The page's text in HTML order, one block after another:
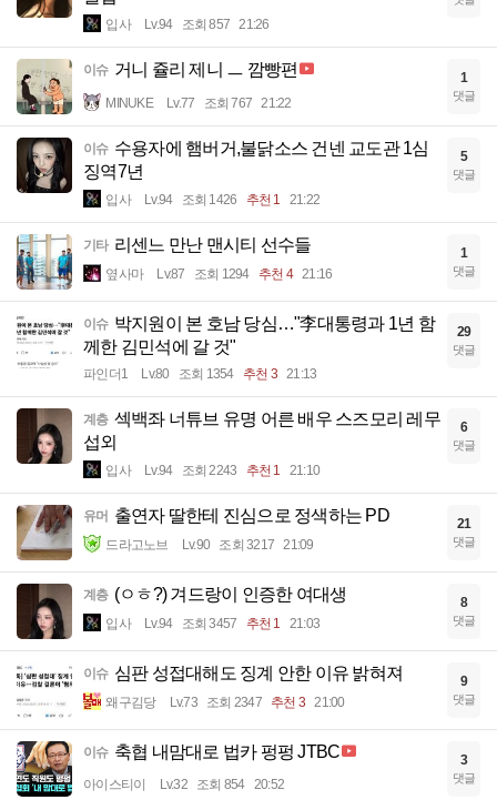
입사 Lv.94 조회 857 21:26
이슈 거니 쥴리 제니 ㅡ 깜빵편
MINUKE Lv.77 조회 767 21:22
1
댓글
이슈 수용자에 햄버거,불닭소스 건넨 교도관 1심
징역7년
입사 Lv.94 조회 1426 추천 1 21:22
5
댓글
기타 리센느 만난 맨시티 선수들
옆사마 Lv.87 조회 1294 추천 4 21:16
1
댓글
이슈 박지원이 본 호남 당심…"李대통령과 1년 함
께한 김민석에 갈 것"
파인더1 Lv.80 조회 1354 추천 3 21:13
29
댓글
계층 섹백좌 너튜브 유명 어른 배우 스즈모리 레무
섭외
입사 Lv.94 조회 2243 추천 1 21:10
6
댓글
유머 출연자 딸한테 진심으로 정색하는 PD
드라고노브 Lv.90 조회 3217 21:09
21
댓글
계층 (ㅇㅎ?) 겨드랑이 인증한 여대생
입사 Lv.94 조회 3457 추천 1 21:03
8
댓글
이슈 심판 성접대해도 징계 안한 이유 밝혀져
왜구김당 Lv.73 조회 2347 추천 3 21:00
9
댓글
이슈 축협 내맘대로 법카 펑펑 JTBC
아이스티이 Lv.32 조회 854 20:52
3
댓글